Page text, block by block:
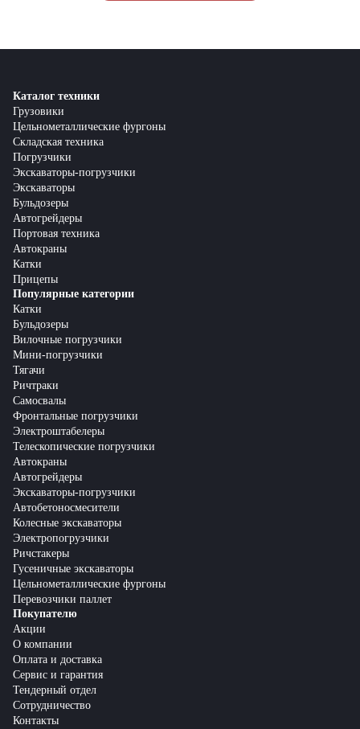
Каталог техники
Грузовики
Цельнометаллические фургоны
Складская техника
Погрузчики
Экскаваторы-погрузчики
Экскаваторы
Бульдозеры
Автогрейдеры
Портовая техника
Автокраны
Катки
Прицепы
Популярные категории
Катки
Бульдозеры
Вилочные погрузчики
Мини-погрузчики
Тягачи
Ричтраки
Самосвалы
Фронтальные погрузчики
Электроштабелеры
Телескопические погрузчики
Автокраны
Автогрейдеры
Экскаваторы-погрузчики
Автобетоносмесители
Колесные экскаваторы
Электропогрузчики
Ричстакеры
Гусеничные экскаваторы
Цельнометаллические фургоны
Перевозчики паллет
Покупателю
Акции
О компании
Оплата и доставка
Сервис и гарантия
Тендерный отдел
Сотрудничество
Контакты